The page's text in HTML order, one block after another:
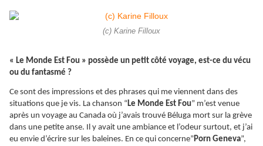
(c) Karine Filloux
« Le Monde Est Fou » possède un petit côté voyage, est-ce du vécu
ou du fantasmé ?
Ce sont des impressions et des phrases qui me viennent dans des
situations que je vis. La chanson “Le Monde Est Fou” m’est venue
après un voyage au Canada où j’avais trouvé Béluga mort sur la grève
dans une petite anse. Il y avait une ambiance et l’odeur surtout, et j’ai
eu envie d’écrire sur les baleines. En ce qui concerne”Porn Geneva”,